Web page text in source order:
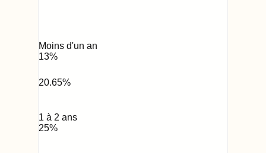
Moins d'un an
13%
20.65%
1 à 2 ans
25%